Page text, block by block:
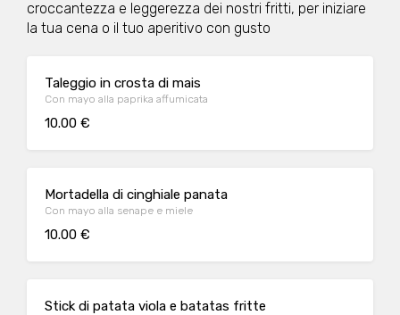
croccantezza e leggerezza dei nostri fritti, per iniziare
la tua cena o il tuo aperitivo con gusto
Taleggio in crosta di mais
Con mayo alla paprika affumicata
10.00 €
Mortadella di cinghiale panata
Con mayo alla senape e miele
10.00 €
Stick di patata viola e batatas fritte